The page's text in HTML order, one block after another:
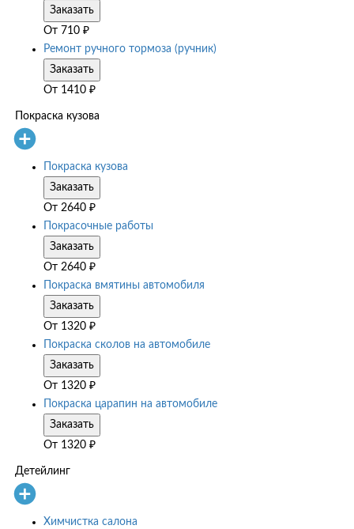
Заказать
От 710 ₽
Ремонт ручного тормоза (ручник)
Заказать
От 1410 ₽
Покраска кузова
Покраска кузова
Заказать
От 2640 ₽
Покрасочные работы
Заказать
От 2640 ₽
Покраска вмятины автомобиля
Заказать
От 1320 ₽
Покраска сколов на автомобиле
Заказать
От 1320 ₽
Покраска царапин на автомобиле
Заказать
От 1320 ₽
Детейлинг
Химчистка салона